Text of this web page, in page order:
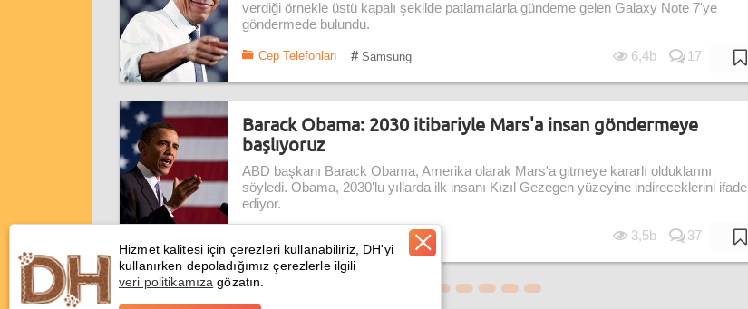
verdiği örnekle üstü kapalı şekilde patlamalarla gündeme gelen Galaxy Note 7'ye
göndermede bulundu.
Cep Telefonları # Samsung 6,4b 17
Barack Obama: 2030 itibariyle Mars'a insan göndermeye
başlıyoruz
ABD başkanı Barack Obama, Amerika olarak Mars'a gitmeye kararlı olduklarını
söyledi. Obama, 2030'lu yıllarda ilk insanı Kızıl Gezegen yüzeyine indireceklerini ifade
ediyor.
3,5b 37
Hizmet kalitesi için çerezleri kullanabiliriz, DH'yi
kullanırken depoladığımız çerezlerle ilgili
veri politikamıza gözatın.